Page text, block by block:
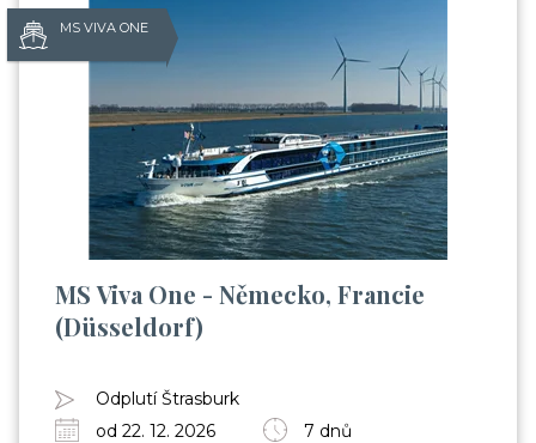
MS VIVA ONE
MS Viva One - Německo, Francie
(Düsseldorf)
Odplutí Štrasburk
od 22. 12. 2026
7 dnů